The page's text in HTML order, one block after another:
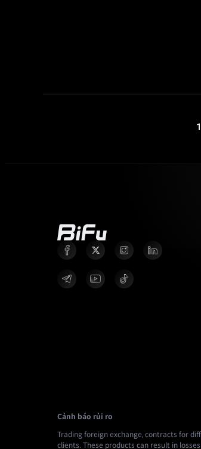
1
Cảnh báo rủi ro
Trading foreign exchange, contracts for
clients. These products can result in